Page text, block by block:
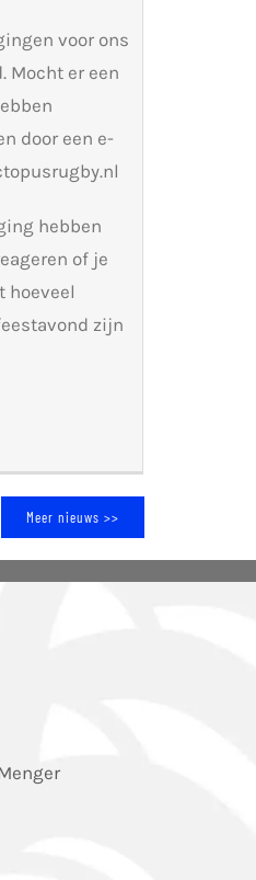
voor ons
Mocht er een
door een e-
hebben
of je
hoeveel
zijn
Meer nieuws >>